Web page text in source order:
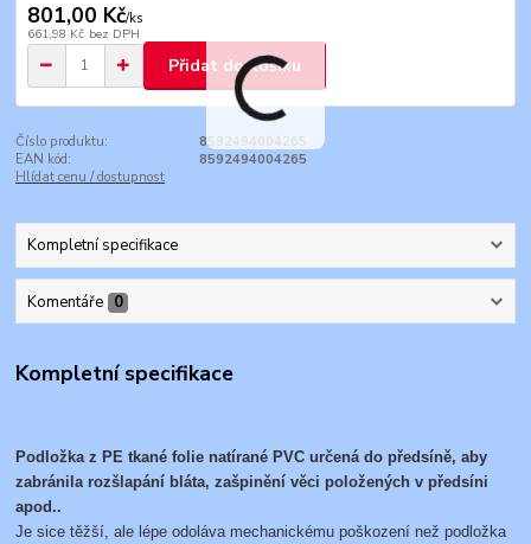
801,00 Kč/ks
661,98 Kč bez DPH
Přidat do košíku
Číslo produktu:
8592494004265
EAN kód:
8592494004265
Hlídat cenu / dostupnost
Kompletní specifikace
Komentáře 0
Kompletní specifikace
Podložka z PE tkané folie natírané PVC určená do předsíně, aby
zabránila rozšlapání bláta, zašpinění věci položených v předsíni
apod..
Je sice těžší, ale lépe odoláva mechanickému poškození než podložka